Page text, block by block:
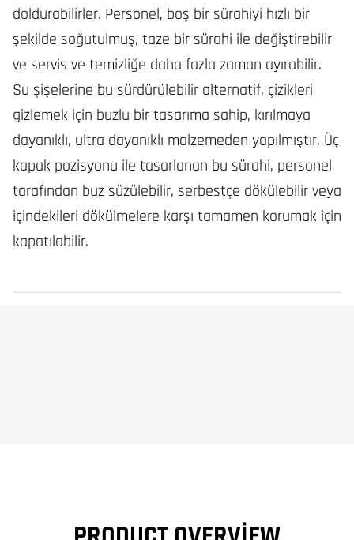
doldurabilirler. Personel, boş bir sürahiyi hızlı bir
şekilde soğutulmuş, taze bir sürahi ile değiştirebilir
ve servis ve temizliğe daha fazla zaman ayırabilir.
Su şişelerine bu sürdürülebilir alternatif, çizikleri
gizlemek için buzlu bir tasarıma sahip, kırılmaya
dayanıklı, ultra dayanıklı malzemeden yapılmıştır. Üç
kapak pozisyonu ile tasarlanan bu sürahi, personel
tarafından buz süzülebilir, serbestçe dökülebilir veya
içindekileri dökülmelere karşı tamamen korumak için
kapatılabilir.